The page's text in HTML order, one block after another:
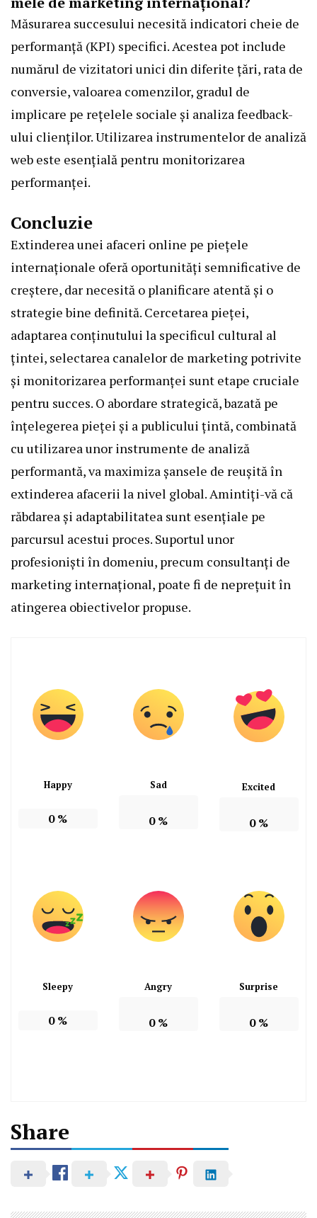
Măsurarea succesului necesită indicatori cheie de
performanță (KPI) specifici. Acestea pot include
numărul de vizitatori unici din diferite țări, rata de
conversie, valoarea comenzilor, gradul de
implicare pe rețelele sociale și analiza feedback-
ului clienților. Utilizarea instrumentelor de analiză
web este esențială pentru monitorizarea
performanței.
Concluzie
Extinderea unei afaceri online pe piețele
internaționale oferă oportunități semnificative de
creștere, dar necesită o planificare atentă și o
strategie bine definită. Cercetarea pieței,
adaptarea conținutului la specificul cultural al
țintei, selectarea canalelor de marketing potrivite
și monitorizarea performanței sunt etape cruciale
pentru succes. O abordare strategică, bazată pe
înțelegerea pieței și a publicului țintă, combinată
cu utilizarea unor instrumente de analiză
performantă, va maximiza șansele de reușită în
extinderea afacerii la nivel global. Amintiți-vă că
răbdarea și adaptabilitatea sunt esențiale pe
parcursul acestui proces. Suportul unor
profesioniști în domeniu, precum consultanți de
marketing internațional, poate fi de neprețuit în
atingerea obiectivelor propuse.
Happy
0%
Sad
0%
Excited
0%
Sleepy
0%
Angry
0%
Surprise
0%
Share